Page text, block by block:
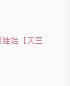
娃【天竺